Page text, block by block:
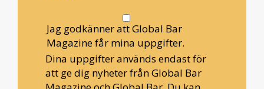
Jag godkänner att Global Bar
Magazine får mina uppgifter.
Dina uppgifter används endast för
att ge dig nyheter från Global Bar